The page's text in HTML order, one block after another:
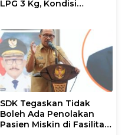
LPG 3 Kg, Kondisi
SDK Tegaskan Tidak
Boleh Ada Penolakan
Pasien Miskin di Fasilitas